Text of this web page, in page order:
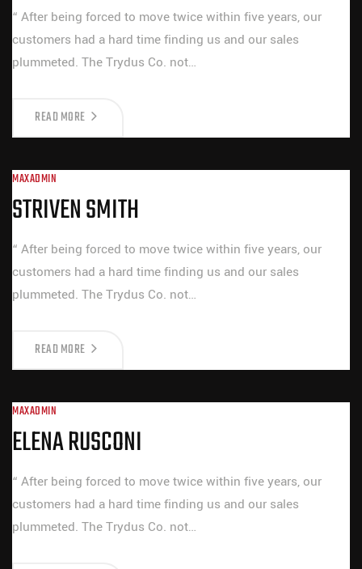
“ After being forced to move twice within five years, our
customers had a hard time finding us and our sales
plummeted. The Trydus Co. not…
READ MORE
MAXADMIN
STRIVEN SMITH
“ After being forced to move twice within five years, our
customers had a hard time finding us and our sales
plummeted. The Trydus Co. not…
READ MORE
MAXADMIN
ELENA RUSCONI
“ After being forced to move twice within five years, our
customers had a hard time finding us and our sales
plummeted. The Trydus Co. not…